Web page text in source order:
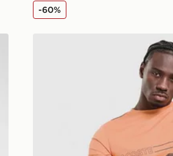
-60%
Lacoste Maglia Wordmark